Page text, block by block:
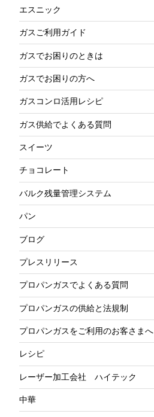
エスニック
ガスご利用ガイド
ガスでお困りのときは
ガスでお困りの方へ
ガスコンロ活用レシピ
ガス供給でよくある質問
スイーツ
チョコレート
バルク残量管理システム
パン
ブログ
プレスリリース
プロパンガスでよくある質問
プロパンガスの供給と法規制
プロパンガスをご利用のお客さまへ
レシピ
レーザー加工会社 ハイテック
中華